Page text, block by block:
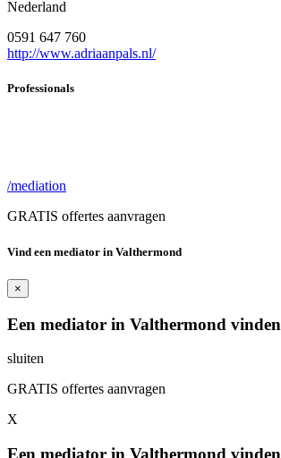
Nederland
0591 647 760
http://www.adriaanpals.nl/
Professionals
/mediation
GRATIS offertes aanvragen
Vind een mediator in Valthermond
×
Een mediator in Valthermond vinden
sluiten
GRATIS offertes aanvragen
X
Een mediator in Valthermond vinden